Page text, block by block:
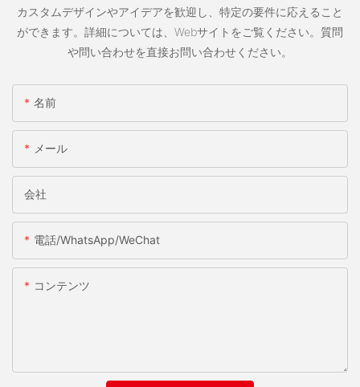
カスタムデザインやアイデアを歓迎し、特定の要件に応えること
ができます。詳細については、Webサイトをご覧ください。質問
や問い合わせを直接お問い合わせください。
名前
メール
会社
電話/WhatsApp/WeChat
コンテンツ